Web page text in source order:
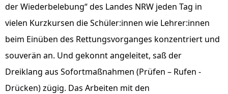
der Wiederbelebung“ des Landes NRW jeden Tag in
vielen Kurzkursen die Schüler:innen wie Lehrer:innen
beim Einüben des Rettungsvorganges konzentriert und
souverän an. Und gekonnt angeleitet, saß der
Dreiklang aus Sofortmaßnahmen (Prüfen – Rufen -
Drücken) zügig. Das Arbeiten mit den